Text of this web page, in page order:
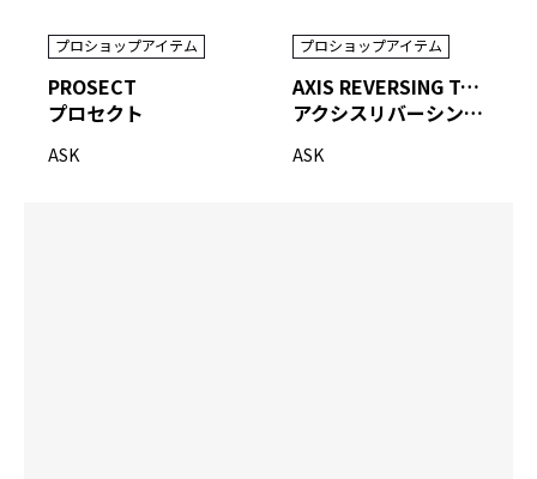
プロショップアイテム
PROSECT
プロセクト
ASK
プロショップアイテム
AXIS REVERSING TOOL
アクシスリバーシングツール
ASK